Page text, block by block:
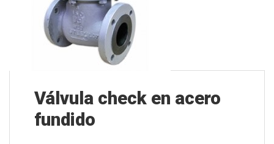
Válvula check en acero
fundido